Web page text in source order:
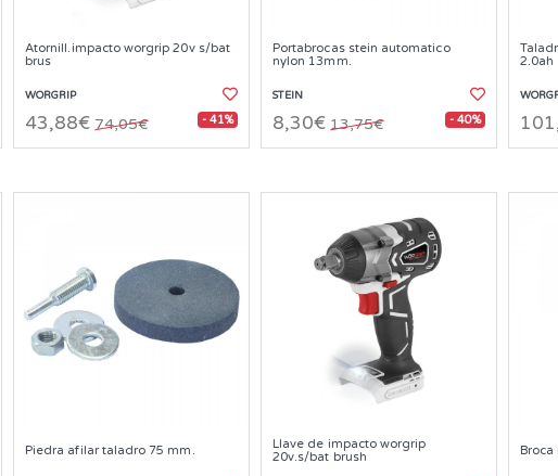
Atornill.impacto worgrip 20v s/bat
brus
WORGRIP
43,88€ 74,05€ - 41%
Portabrocas stein automatico
nylon 13mm.
STEIN
8,30€ 13,75€ - 40%
2.0ah
Piedra afilar taladro 75 mm.
Llave de impacto worgrip
20v.s/bat brush